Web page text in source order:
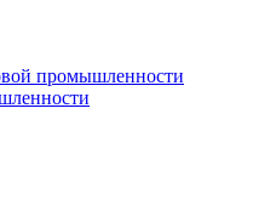
промышленности